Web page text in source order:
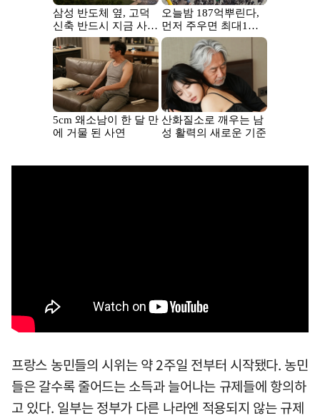
프랑스 농민들의 시위는 약 2주일 전부터 시작됐다. 농민
들은 갈수록 줄어드는 소득과 늘어나는 규제들에 항의하
고 있다. 일부는 정부가 다른 나라엔 적용되지 않는 규제